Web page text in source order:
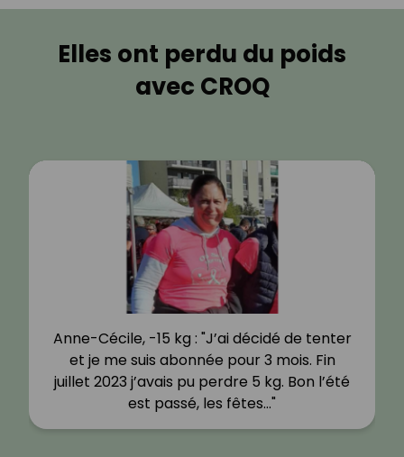
Elles ont perdu du poids
avec CROQ
Anne-Cécile, -15 kg : "J’ai décidé de tenter
et je me suis abonnée pour 3 mois. Fin
juillet 2023 j’avais pu perdre 5 kg. Bon l’été
est passé, les fêtes…"